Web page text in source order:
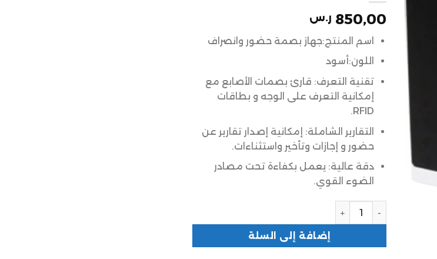
850,00 ر.س
اسم المنتج:جهاز بصمة حضور وانصراف
اللون:أسود
تقنية التعرف: قارئ بصمات الأصابع مع
إمكانية التعرف على الوجه و بطاقات
RFID.
التقارير الشاملة: إمكانية إصدار تقارير عن
حضور و إجازات وتأخير واستثناءات.
دقة عالية: يعمل بكفاءة تحت مصادر
الضوء القوي.
إضافة إلى السلة